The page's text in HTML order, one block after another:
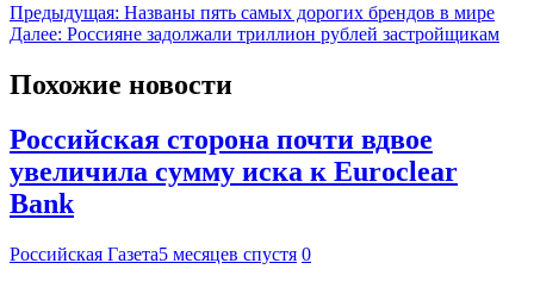
Предыдущая: Названы пять самых дорогих брендов в мире
Далее: Россияне задолжали триллион рублей застройщикам
Похожие новости
Российская сторона почти вдвое
увеличила сумму иска к Euroclear
Bank
Российская Газета5 месяцев спустя 0